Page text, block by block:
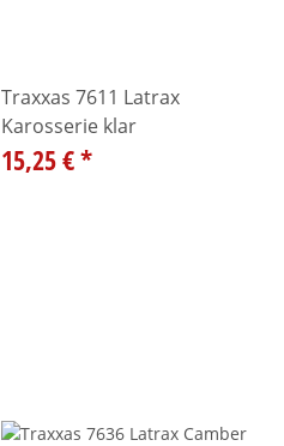
Traxxas 7611 Latrax
Karosserie klar
15,25 €*